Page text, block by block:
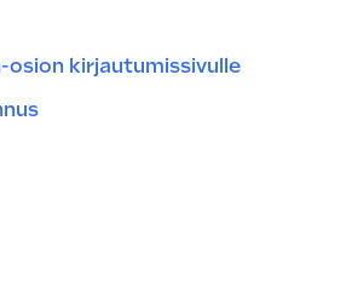
osion kirjautumissivulle